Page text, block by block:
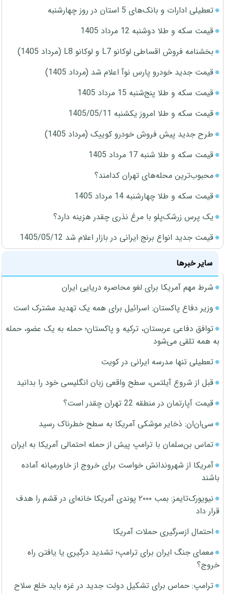
تعطیلی ادارات و بانک‌های 5 استان در روز چهارشنبه
قیمت سکه و طلا دوشنبه 12 مرداد 1405
بخشنامه فروش اقساطی لوکانو L7 و لوکانو L8 (مرداد 1405)
قیمت جدید خودرو پارس نوآ اعلام شد (مرداد 1405)
قیمت سکه و طلا پنج‌شنبه 15 مرداد 1405
قیمت سکه و طلا امروز یکشنبه 1405/05/11
طرح جدید پیش فروش خودرو کوییک (مرداد 1405)
قیمت سکه و طلا شنبه 17 مرداد 1405
محبوب‌ترین محله‌های تهران کدامند؟
قیمت سکه و طلا چهارشنبه 14 مرداد 1405
یک پرس زرشک‌پلو با مرغ نذری چقدر هزینه دارد؟
قیمت جدید انواع برنج ایرانی در بازار اعلام شد 1405/05/12
سایر خبرها
شرط مهم آمریکا برای لغو محاصره دریایی ایران
وزیر دفاع پاکستان: اسرائیل برای همه یک تهدید مشترک است
توافق دفاعی عربستان، ترکیه و پاکستان؛ حمله به یک عضو، حمله
به همه تلقی می‌شود
تعطیلی تنها مدرسه ایرانی در کویت
قبل از شروع آیلتس، سطح واقعی زبان انگلیسی خود را بدانید
قیمت آپارتمان در منطقه 22 تهران چقدر است؟
سی‌ان‌ان: ذخایر موشکی آمریکا به سطح خطرناک رسید
تماس بن‌سلمان با ترامپ پیش از حمله احتمالی آمریکا به ایران
آمریکا از شهروندانش خواست برای خروج از خاورمیانه آماده
باشند
نیویورک‌تایمز: بمب ۲۰۰۰ پوندی آمریکا خانه‌ای در قشم را هدف
قرار داد
احتمال ازسرگیری حملات آمریکا
معمای جنگ ایران برای ترامپ؛ تشدید درگیری یا یافتن راه
خروج؟
ترامپ: حماس برای تشکیل دولت جدید در غزه باید خلع سلاح